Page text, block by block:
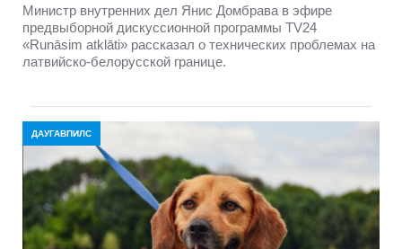
Министр внутренних дел Янис Домбрава в эфире
предвыборной дискуссионной программы TV24
«Runāsim atklāti» рассказал о технических проблемах на
латвийско-белорусской границе.
ДАУГАВПИЛС